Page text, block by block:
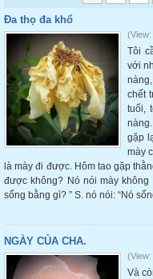
Đa thọ đa khổ
(View:
Tôi
với
chết
tuổi,
gặp
mày
là mày đi được. Hôm tao gặp
được không? Nó nói mày
sống bằng gì? ” S. nó nói: “Nó
NGÀY CỦA CHA.
(View:
Và